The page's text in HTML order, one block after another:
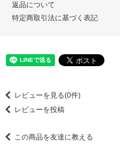
返品について
特定商取引法に基づく表記
レビューを見る(0件)
レビューを投稿
この商品を友達に教える